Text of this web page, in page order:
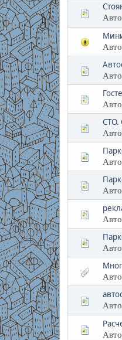
СТО.